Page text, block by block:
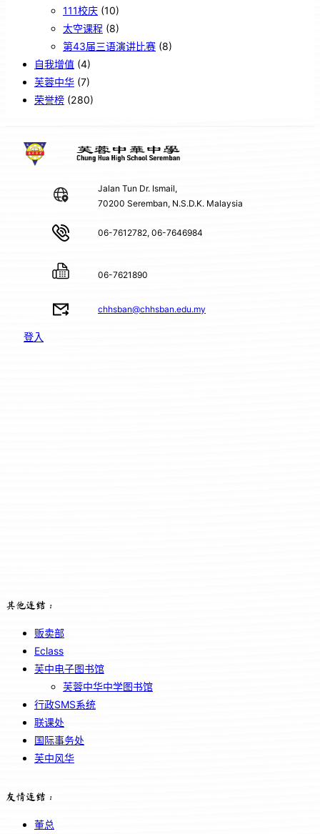
111校庆 (10)
太空课程 (8)
第43届三语演讲比赛 (8)
自我增值 (4)
芙蓉中华 (7)
荣誉榜 (280)
Jalan Tun Dr. Ismail,
70200 Seremban, N.S.D.K. Malaysia
06-7612782, 06-7646984
06-7621890
chhsban@chhsban.edu.my
登入
其他连结：
贩卖部
Eclass
芙中电子图书馆
芙蓉中华中学图书馆
行政SMS系统
联课处
国际事务处
芙中风华
友情连结：
董总